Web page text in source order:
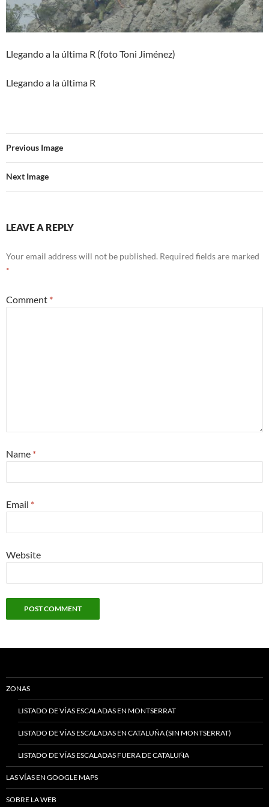
Llegando a la última R (foto Toni Jiménez)
Llegando a la última R
Previous Image
Next Image
LEAVE A REPLY
Your email address will not be published. Required fields are marked
*
Comment *
Name *
Email *
Website
ZONAS
LISTADO DE VÍAS ESCALADAS EN MONTSERRAT
LISTADO DE VÍAS ESCALADAS EN CATALUÑA (SIN MONTSERRAT)
LISTADO DE VÍAS ESCALADAS FUERA DE CATALUÑA
LAS VÍAS EN GOOGLE MAPS
SOBRE LA WEB